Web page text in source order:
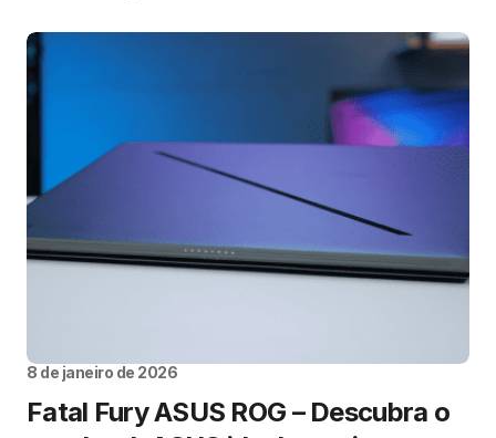
8 de janeiro de 2026
Fatal Fury ASUS ROG – Descubra o